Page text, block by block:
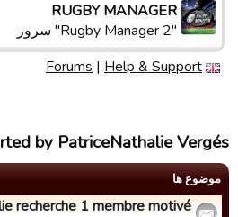
RUGBY MANAGER
"Rugby Manager 2" سرور
Forums | Help & Support
by PatriceNathalie Vergés
موضوع ها
recherche 1 membre motivé